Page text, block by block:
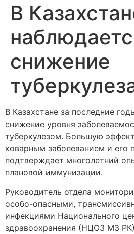
В
снижение
В Казахстане за последние
снижение уровня
туберкулезом. Большую
коварным заболеванием и его
подтверждает многолетний
плановой иммунизации.
Руководитель отдела
особо-опасными,
инфекциями Национального
здравоохранения (НЦОЗ МЗ